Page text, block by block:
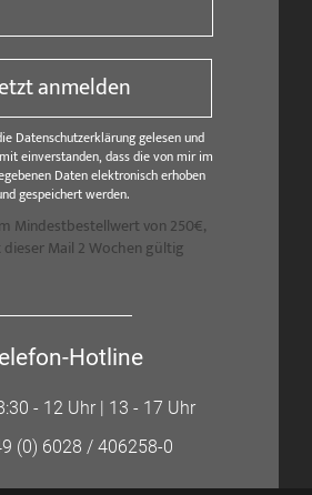
anmelden
Datenschutzerklärung gelesen und
einverstanden, dass die von mir im
Daten elektronisch erhoben
gespeichert werden.
Mindestbestellwert von 250€,
Mail 2 Wochen gültig
Hotline
- 12 Uhr | 13 - 17 Uhr
(0) 6028 / 406258-0